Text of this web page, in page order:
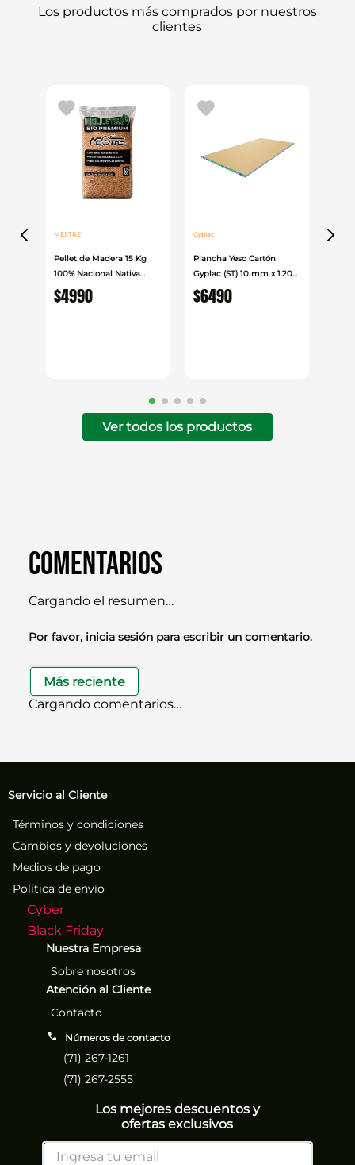
Código:2416608
Los productos más comprados por nuestros
clientes
MESTRE
Pellet de Madera 15 Kg
100% Nacional Nativa
Mestre
$4990
Gyplac
Plancha Yeso Cartón
Gyplac (ST) 10 mm x 1.20
cm x 2.40cm
$6490
Ver todos los productos
Comentarios
Cargando el resumen…
Por favor, inicia sesión para escribir un comentario.
Más reciente
Cargando comentarios…
Servicio al Cliente
Términos y condiciones
Cambios y devoluciones
Medios de pago
Política de envío
Cyber
Black Friday
Nuestra Empresa
Sobre nosotros
Atención al Cliente
Contacto
Números de contacto
(71) 267-1261
(71) 267-2555
Los mejores descuentos y
ofertas exclusivos